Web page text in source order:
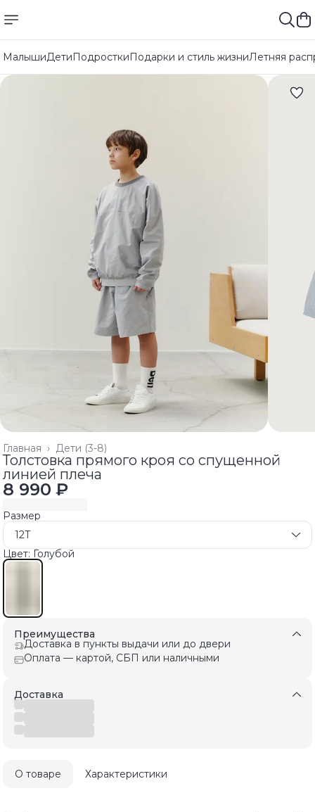
МалышиДетиПодросткиПодарки и стиль жизниЛетняя
Дети (3-8)
Главная ›
Толстовка прямого кроя со спущенной
линией плеча
8 990 ₽
Размер
12T
Цвет: Голубой
Преимущества
Доставка в пункты выдачи или до двери
Оплата — картой, СБП или наличными
Доставка
О товаре Характеристики